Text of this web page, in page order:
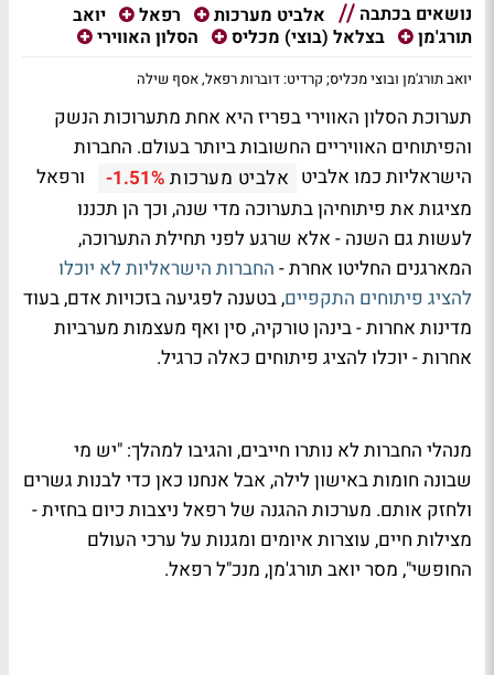
נושאים בכתבה אלביט מערכות רפאל
יואב
תורג'מן
בצלאל (בוצי) מכליס הסלון האווירי
יואב תורג'מן ובוצי מכליס; קרדיט: דוברות רפאל, אסף שילה
תערוכת הסלון האווירי בפריז היא אחת מתערוכות הנשק
והפיתוחים האוויריים החשובות ביותר בעולם. החברות
הישראליות כמו אלביט אלביט מערכות -1.51%
ורפאל
מציגות את פיתוחיהן בתערוכה מדי שנה, וכך הן תכננו
לעשות גם השנה - אלא שרגע לפני תחילת התערוכה,
המארגנים החליטו אחרת - החברות הישראליות לא יוכלו
להציג פיתוחים התקפיים, בטענה לפגיעה בזכויות אדם, בעוד
מדינות אחרות - בינהן טורקיה, סין ואף מעצמות מערביות
אחרות - יוכלו להציג פיתוחים כאלה כרגיל.
מנהלי החברות לא נותרו חייבים, והגיבו למהלך: "יש מי
שבונה חומות באישון לילה, אבל אנחנו כאן כדי לבנות גשרים
ולחזק אותם. מערכות ההגנה של רפאל ניצבות כיום בחזית -
מצילות חיים, עוצרות איומים ומגנות על ערכי העולם
החופשי", מסר יואב תורג'מן, מנכ"ל רפאל.